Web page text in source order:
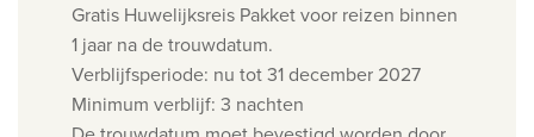
Gratis Huwelijksreis Pakket voor reizen binnen
1 jaar na de trouwdatum.
Verblijfsperiode: nu tot 31 december 2027
Minimum verblijf: 3 nachten